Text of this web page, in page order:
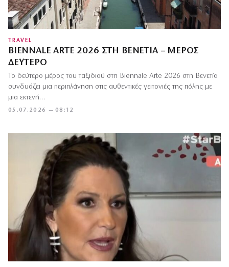
TRAVEL
BIENNALE ARTE 2026 ΣΤΗ ΒΕΝΕΤΊΑ – ΜΈΡΟΣ
ΔΕΎΤΕΡΟ
05.07.2026 — 08:12
Το δεύτερο μέρος του ταξιδιού στη Biennale Arte 2026 στη Βενετία
συνδυάζει μια περιπλάνηση στις αυθεντικές γειτονιές της πόλης με
μια εκτενή…